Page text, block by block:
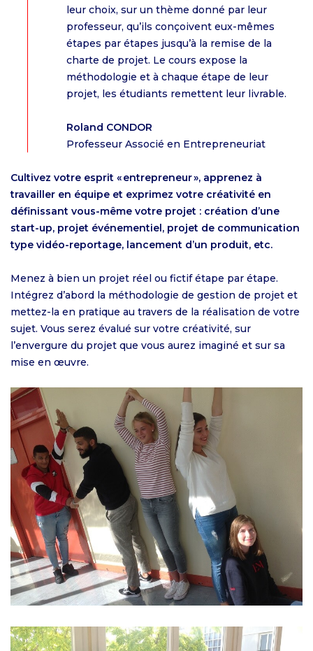
leur choix, sur un thème donné par leur
professeur, qu’ils conçoivent eux-mêmes
étapes par étapes jusqu’à la remise de la
charte de projet. Le cours expose la
méthodologie et à chaque étape de leur
projet, les étudiants remettent leur livrable.
Roland CONDOR
Professeur Associé en Entrepreneuriat
Cultivez votre esprit « entrepreneur », apprenez à
travailler en équipe et exprimez votre créativité en
définissant vous-même votre projet : création d’une
start-up, projet événementiel, projet de communication
type vidéo-reportage, lancement d’un produit, etc.
Menez à bien un projet réel ou fictif étape par étape.
Intégrez d’abord la méthodologie de gestion de projet et
mettez-la en pratique au travers de la réalisation de votre
sujet. Vous serez évalué sur votre créativité, sur
l’envergure du projet que vous aurez imaginé et sur sa
mise en œuvre.